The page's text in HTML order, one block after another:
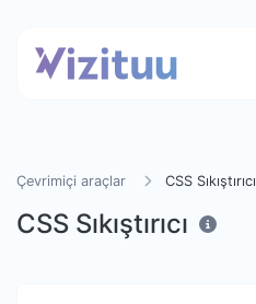
Çevrimiçi araçlar CSS Sıkıştırıcı
CSS Sıkıştırıcı